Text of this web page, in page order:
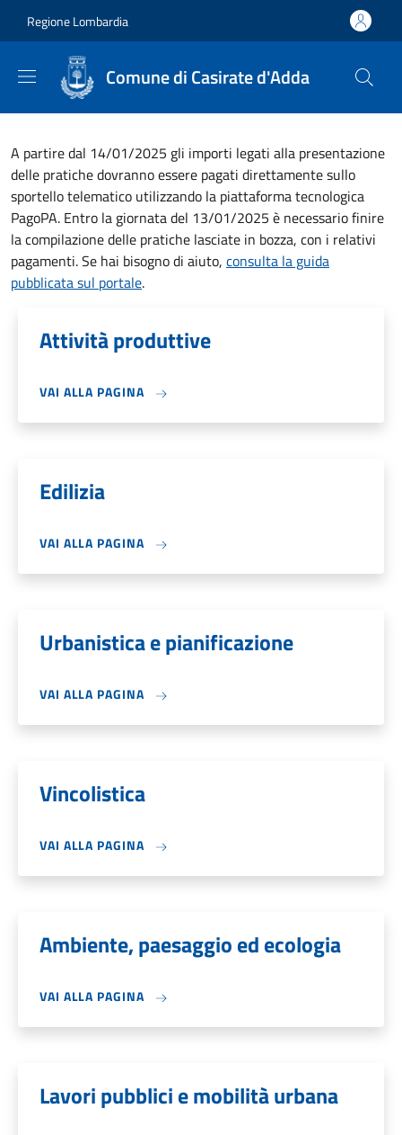
Regione Lombardia
Comune di Casirate d'Adda
A partire dal 14/01/2025 gli importi legati alla presentazione
delle pratiche dovranno essere pagati direttamente sullo
sportello telematico utilizzando la piattaforma tecnologica
PagoPA. Entro la giornata del 13/01/2025 è necessario finire
la compilazione delle pratiche lasciate in bozza, con i relativi
pagamenti. Se hai bisogno di aiuto, consulta la guida
pubblicata sul portale.
Attività produttive
VAI ALLA PAGINA
Edilizia
VAI ALLA PAGINA
Urbanistica e pianificazione
VAI ALLA PAGINA
Vincolistica
VAI ALLA PAGINA
Ambiente, paesaggio ed ecologia
VAI ALLA PAGINA
Lavori pubblici e mobilità urbana